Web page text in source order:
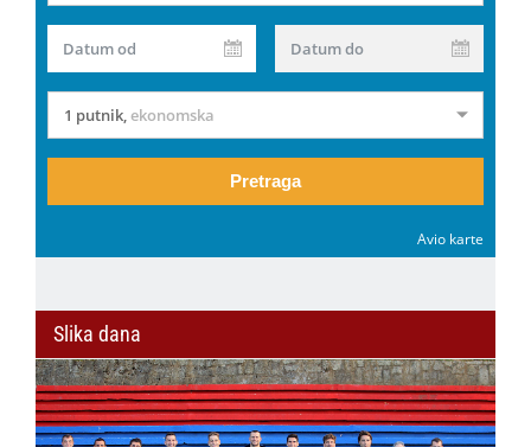
Datum od Datum do
1 putnik ekonomska
Pretraga
Avio karte
Slika dana